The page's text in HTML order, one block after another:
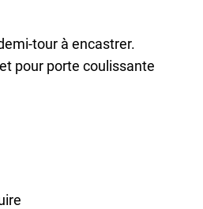
tour à encastrer.
pour porte coulissante